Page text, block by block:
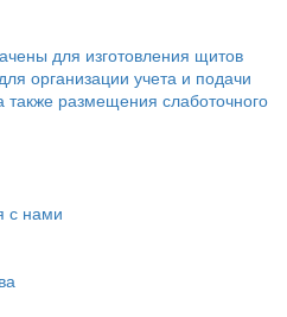
для изготовления щитов
организации учета и подачи
также размещения слаботочного
с нами